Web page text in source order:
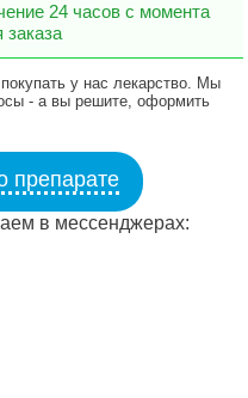
24 часов с момента
у нас лекарство. Мы
- а вы решите, оформить
препарате
в мессенджерах: